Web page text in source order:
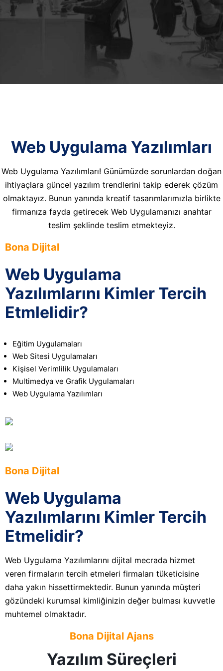
Web Uygulama Yazılımları
Web Uygulama Yazılımları! Günümüzde sorunlardan doğan
ihtiyaçlara güncel yazılım trendlerini takip ederek çözüm
olmaktayız. Bunun yanında kreatif tasarımlarımızla birlikte
firmanıza fayda getirecek Web Uygulamanızı anahtar
teslim şeklinde teslim etmekteyiz.
Bona Dijital
Web Uygulama
Yazılımlarını Kimler Tercih
Etmlelidir?
Eğitim Uygulamaları
Web Sitesi Uygulamaları
Kişisel Verimlilik Uygulamaları
Multimedya ve Grafik Uygulamaları
Web Uygulama Yazılımları
Bona Dijital
Web Uygulama
Yazılımlarını Kimler Tercih
Etmelidir?
Web Uygulama Yazılımlarını dijital mecrada hizmet
veren firmaların tercih etmeleri firmaları tüketicisine
daha yakın hissettirmektedir. Bunun yanında müşteri
gözündeki kurumsal kimliğinizin değer bulması kuvvetle
muhtemel olmaktadır.
Bona Dijital Ajans
Yazılım Süreçleri